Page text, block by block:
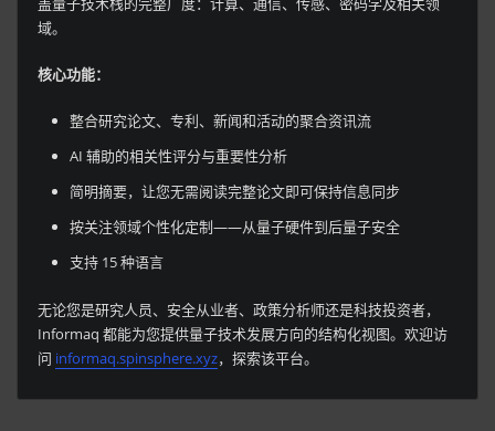
域。
核心功能：
整合研究论文、专利、新闻和活动的聚合资讯流
AI 辅助的相关性评分与重要性分析
简明摘要，让您无需阅读完整论文即可保持信息同步
按关注领域个性化定制——从量子硬件到后量子安全
支持 15 种语言
无论您是研究人员、安全从业者、政策分析师还是科技投资者，
Informaq 都能为您提供量子技术发展方向的结构化视图。欢迎访
问 informaq.spinsphere.xyz，探索该平台。